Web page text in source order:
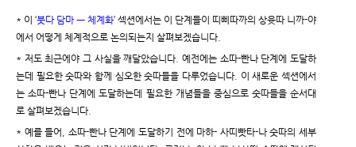
* 이 ‘붓다 담마 ㅡ 체계화’ 섹션에서는 이 단계들이 띠삐따까의 상윳따 니까-야
에서 어떻게 체계적으로 논의되는지 살펴보겠습니다.
* 저도 최근에야 그 사실을 깨달았습니다. 예전에는 소따-빤나 단계에 도달하
는데 필요한 숫따와 함께 심오한 숫따들을 다루었습니다. 이 새로운 섹션에서
는 소따-빤나 단계에 도달하는데 필요한 개념들을 중심으로 숫따들을 순서대
로 살펴보겠습니다.
* 예를 들어, 소따-빤나 단계에 도달하기 전에 마하- 사띠빳타-나 숫따의 세부